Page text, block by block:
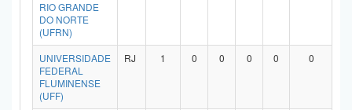
RIO GRANDE
DO NORTE
(UFRN)
UNIVERSIDADE
FEDERAL
FLUMINENSE
(UFF)
RJ 1 0 0 0 0 0